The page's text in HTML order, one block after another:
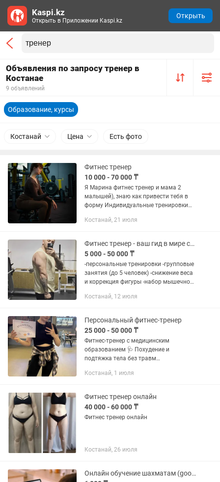
Объявления по запросу тренер в
Костанае
9 объявлений
Образование, курсы
Костанай Цена Есть фото
Фитнес тренер
10 000 - 70 000 ₸
Я Марина фитнес тренер и мама 2
малышей), знаю как привести тебя в
форму Индивидуальные тренировки
Костанай, 21 июля
Фитнес тренер - ваш гид в мире спорта.
5 000 - 50 000 ₸
-персональные тренировки -групповые
занятия (до 5 человек) -снижение веса
и коррекция фигуры -набор мышечной
-постановка техники упражнений и
Костанай, 12 июля
Персональный фитнес-тренер
25 000 - 50 000 ₸
Фитнес-тренер с медицинским
образованием 🩺 Похудение и
подтяжка тела без травм
Онлайн и в зале Помогу с питанием:
Костанай, 1 июля
Фитнес тренер онлайн
40 000 - 60 000 ₸
Фитнес тренер онлайн
Костанай, 26 июля
Онлайн обучение шахматам (google meet). Тренер-мастер спорта
Kaspi.kz
Открыть в Приложении Kaspi.kz
Открыть